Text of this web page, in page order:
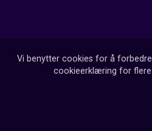
Vi benytter cookies for å
cookieerklæring for flere